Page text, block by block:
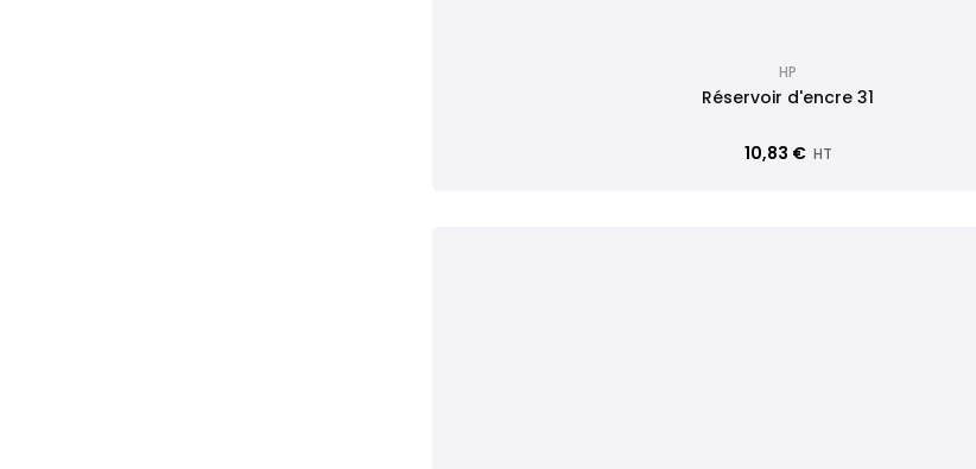
HP
Réservoir d'encre 31
10,83 € HT